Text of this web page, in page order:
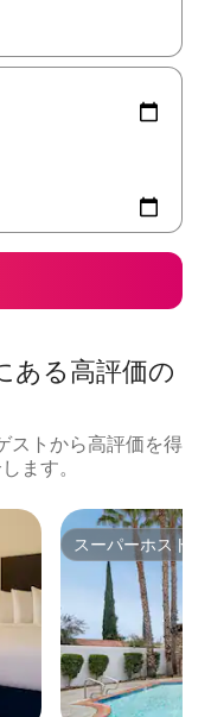
ーを使って移動するか
ある高⁠評⁠価⁠の
ストから高評価を得
ます。
スーパーホスト
スーパーホスト